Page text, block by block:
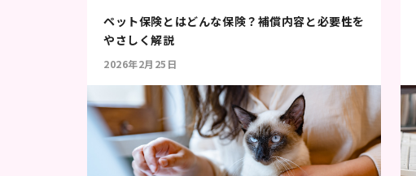
ペット保険とはどんな保険？補償内容と必要性を
やさしく解説
2026年2月25日